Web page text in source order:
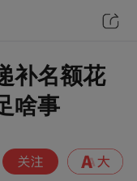
补名额花
啥事